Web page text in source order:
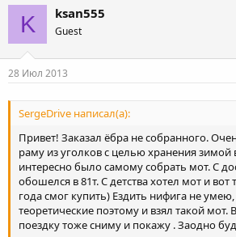
K ksan555
Guest
28 Июл 2013
SergeDrive написал(а):
Привет! Заказал ёбра не собранного.
раму из уголков с целью хранения зимой
интересно было самому собрать мот. С
обошелся в 81т. С детства хотел мот и вот
года смог купить) Ездить нифига не
теоретические поэтому и взял такой
поездку тоже сниму и покажу . Заодно